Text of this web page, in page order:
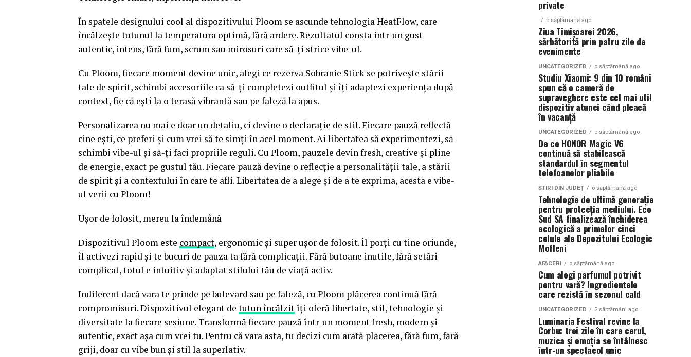
În spatele designului cool al dispozitivului Ploom se ascunde tehnologia HeatFlow, care
încălzește tutunul la temperatura optimă, fără ardere. Rezultatul consta intr-un gust
autentic, intens, fără fum, scrum sau mirosuri care să-ți strice vibe-ul.
Cu Ploom, fiecare moment devine unic, alegi ce rezerva Sobranie Stick se potrivește stării
tale de spirit, schimbi accesoriile ca să-ți completezi outfitul și îți adaptezi experiența după
context, fie că ești la o terasă vibrantă sau pe faleză la apus.
Personalizarea nu mai e doar un detaliu, ci devine o declarație de stil. Fiecare pauză reflectă
cine ești, ce preferi și cum vrei să te simți în acel moment. Ai libertatea să experimentezi, să
schimbi vibe-ul și să-ți faci propriile reguli. Cu Ploom, pauzele devin fresh, creative și pline
de energie, exact pe gustul tău. Fiecare pauză devine o reflecție a personalității tale, a stării
de spirit și a contextului în care te afli. Libertatea de a alege și de a te exprima, acesta e vibe-
ul verii cu Ploom!
Ușor de folosit, mereu la îndemână
Dispozitivul Ploom este compact, ergonomic și super ușor de folosit. Îl porți cu tine oriunde,
îl activezi rapid și te bucuri de pauza ta fără complicații. Fără butoane inutile, fără setări
complicat, totul e intuitiv și adaptat stilului tău de viață activ.
Indiferent dacă vara te prinde pe bulevard sau pe faleză, cu Ploom plăcerea continuă fără
compromisuri. Dispozitivul elegant de tutun încălzitîți oferă libertate, stil, tehnologie și
diversitate la fiecare sesiune. Transformă fiecare pauză într-un moment fresh, modern și
autentic, exact așa cum vrei tu. Pentru că vara asta, tu decizi cum arată plăcerea, fără fum, fără
griji, doar cu vibe bun și stil la superlativ.
private
o săptămână ago
Ziua Timișoarei 2026,
sărbătorită prin patru zile de
evenimente
UNCATEGORIZED o săptămână ago
Studiu Xiaomi: 9 din 10 români
spun că o cameră de
supraveghere este cel mai util
dispozitiv atunci când pleacă
în vacanță
UNCATEGORIZED o săptămână ago
De ce HONOR Magic V6
continuă să stabilească
standardul în segmentul
telefoanelor pliabile
ȘTIRI DIN JUDEȚ o săptămână ago
Tehnologie de ultimă generație
pentru protecția mediului. Eco
Sud SA finalizează închiderea
ecologică a primelor cinci
celule ale Depozitului Ecologic
Mofleni
AFACERI o săptămână ago
Cum alegi parfumul potrivit
pentru vară? Ingredientele
care rezistă în sezonul cald
UNCATEGORIZED 2 săptămâni ago
Luminaria Festival revine la
Corbu: trei zile în care cerul,
muzica și emoția se întâlnesc
într-un spectacol unic